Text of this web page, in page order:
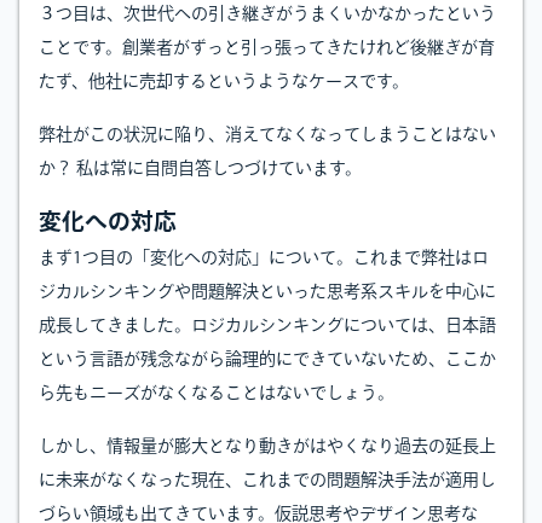
３つ目は、次世代への引き継ぎがうまくいかなかったという
ことです。創業者がずっと引っ張ってきたけれど後継ぎが育
たず、他社に売却するというようなケースです。
弊社がこの状況に陥り、消えてなくなってしまうことはない
か？ 私は常に自問自答しつづけています。
変化への対応
まず1つ目の「変化への対応」について。これまで弊社はロ
ジカルシンキングや問題解決といった思考系スキルを中心に
成長してきました。ロジカルシンキングについては、日本語
という言語が残念ながら論理的にできていないため、ここか
ら先もニーズがなくなることはないでしょう。
しかし、情報量が膨大となり動きがはやくなり過去の延長上
に未来がなくなった現在、これまでの問題解決手法が適用し
づらい領域も出てきています。仮説思考やデザイン思考な